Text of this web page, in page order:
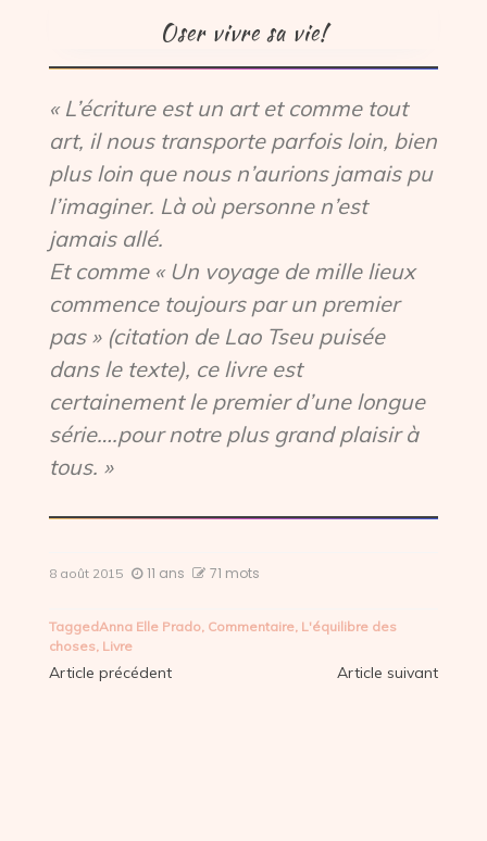
Oser vivre sa vie!
« L’écriture est un art et comme tout
art, il nous transporte parfois loin, bien
plus loin que nous n’aurions jamais pu
l’imaginer. Là où personne n’est
jamais allé.
Et comme « Un voyage de mille lieux
commence toujours par un premier
pas » (citation de Lao Tseu puisée
dans le texte), ce livre est
certainement le premier d’une longue
série….pour notre plus grand plaisir à
tous. »
8 août 2015 11 ans 71 mots
TaggedAnna Elle Prado, Commentaire, L'équilibre des
choses, Livre
Navigation
Article précédent Article suivant